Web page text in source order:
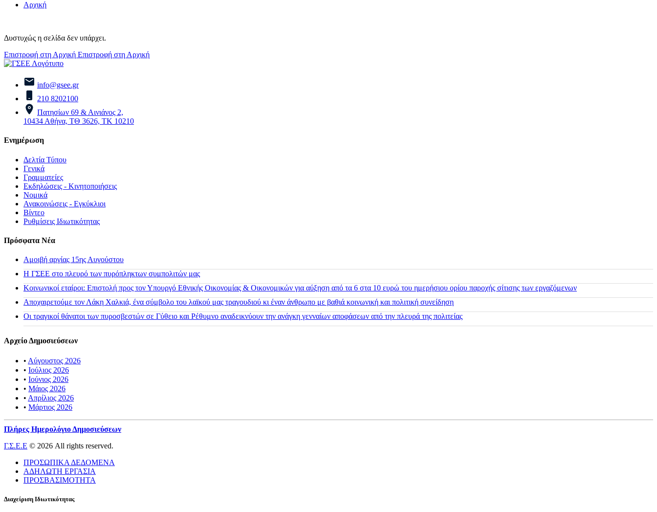
Αρχική
Δυστυχώς η σελίδα δεν υπάρχει.
Επιστροφή στη Αρχική Επιστροφή στη Αρχική
info@gsee.gr
210 8202100
Πατησίων 69 & Αινιάνος 2,
10434 Αθήνα, ΤΘ 3626, ΤΚ 10210
Ενημέρωση
Δελτία Τύπου
Γενικά
Γραμματείες
Εκδηλώσεις - Κινητοποιήσεις
Νομικά
Ανακοινώσεις - Εγκύκλιοι
Βίντεο
Ρυθμίσεις Ιδιωτικότητας
Πρόσφατα Νέα
Αμοιβή αργίας 15ης Αυγούστου
H ΓΣΕΕ στο πλευρό των πυρόπληκτων συμπολιτών μας
Κοινωνικοί εταίροι: Επιστολή προς τον Υπουργό Εθνικής Οικονομίας & Οικονομικών για αύξηση από τα 6 στα 10 ευρώ του ημερήσιου ορίου παροχής σίτισης των εργαζόμενων
Αποχαιρετούμε τον Λάκη Χαλκιά, ένα σύμβολο του λαϊκού μας τραγουδιού κι έναν άνθρωπο με βαθιά κοινωνική και πολιτική συνείδηση
Οι τραγικοί θάνατοι των πυροσβεστών σε Γύθειο και Ρέθυμνο αναδεικνύουν την ανάγκη γενναίων αποφάσεων από την πλευρά της πολιτείας
Αρχείο Δημοσιεύσεων
• Αύγουστος 2026
• Ιούλιος 2026
• Ιούνιος 2026
• Μάιος 2026
• Απρίλιος 2026
• Μάρτιος 2026
Πλήρες Ημερολόγιο Δημοσιεύσεων
Γ.Σ.Ε.Ε © 2026 All rights reserved.
ΠΡΟΣΩΠΙΚΑ ΔΕΔΟΜΕΝΑ
ΑΔΗΛΩΤΗ ΕΡΓΑΣΙΑ
ΠΡΟΣΒΑΣΙΜΟΤΗΤΑ
Διαχείριση Ιδιωτικότητας